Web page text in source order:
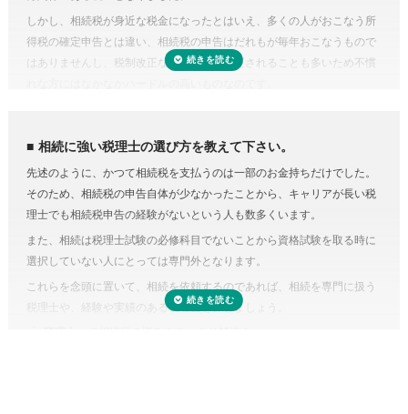
準確定申告とは、亡くなった方の所得の確定と納税の手続きを相続人が
代わりにおこなうこと。準確定申告の対象となるのは1月1日から亡くな
った日までの所得ですが、前年分も申告前であれば合わせて手続きをお
できる「 相続費用見積ガイド 」をご利用ください。
しかし、相続税が身近な税金になったとはいえ、多くの人がおこなう所
得税の確定申告とは違い、相続税の申告はだれもが毎年おこなうもので
はありませんし、税制改正などで内容が変更されることも多いため不慣
を減らしたり、納税額を少なくできる可能性があります。
しかし、どんな特例が使えるのかを知らない、または分からなければ、
特例を活用しないまま申告していることすら気づかないこともありえる
のです。また、たとえ単純な計算ミスだったとしても間違って申告して
しまえば罰金のペナルティ対象になるおそれもあります。仮に税務調査
対象となった場合、税理士に立ち会ってもらうことも可能です。
税理士に依頼しなくてもいい場合はある？
正味の遺産額（相続税の課税の対象となる財産の合計額）が相続税の基
相続に強い税理士の選び方を教えて下さい。
先述のように、かつて相続税を支払うのは一部のお金持ちだけでした。
そのため、相続税の申告自体が少なかったことから、キャリアが長い税
理士でも相続税申告の経験がないという人も数多くいます。
また、相続は税理士試験の必修科目でないことから資格試験を取る時に
選択していない人にとっては専門外となります。
これらを念頭に置いて、相続を依頼するのであれば、相続を専門に扱う
税理士や、経験や実績のある税理士を探しましょう。